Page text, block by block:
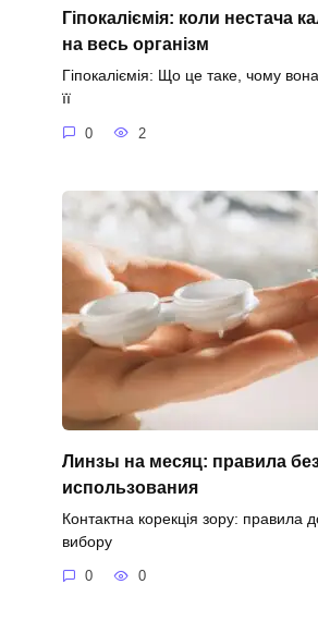
Гіпокаліємія: коли нестача
на весь організм
Гіпокаліємія: Що це таке, чому
її
0 2
Линзы на месяц: правила
использования
Контактна корекція зору: правила
вибору
0 0